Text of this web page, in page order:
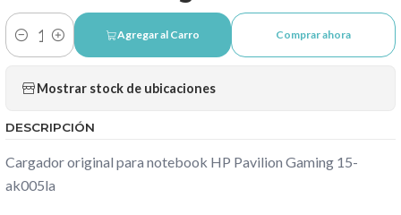
Cantidad
Agregar al Carro Comprar ahora
Mostrar stock de ubicaciones
DESCRIPCIÓN
Cargador original para notebook HP Pavilion Gaming 15-
ak005la